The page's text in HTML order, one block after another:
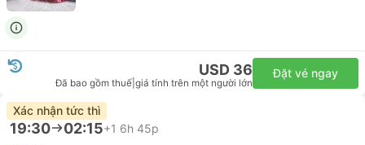
USD 36
Đã bao gồm thuế giá tính trên một người lớn
Đặt vé ngay
Xác nhận tức thì
19:30 02:15+1 6h 45p